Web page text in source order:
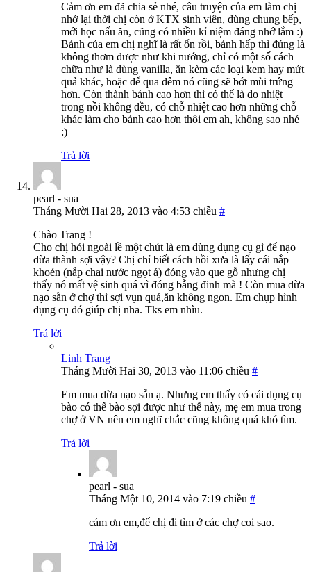
Cảm ơn em đã chia sẻ nhé, câu truyện của em làm chị
nhớ lại thời chị còn ở KTX sinh viên, dùng chung bếp,
mới học nấu ăn, cũng có nhiều kỉ niệm đáng nhớ lắm :)
Bánh của em chị nghĩ là rất ổn rồi, bánh hấp thì đúng là
không thơm được như khi nướng, chỉ có một số cách
chữa như là dùng vanilla, ăn kèm các loại kem hay mứt
quả khác, hoặc để qua đêm nó cũng sẽ bớt mùi trứng
hơn. Còn thành bánh cao hơn thì có thể là do nhiệt
trong nồi không đều, có chỗ nhiệt cao hơn những chỗ
khác làm cho bánh cao hơn thôi em ah, không sao nhé
:)
Trả lời
pearl - sua
Tháng Mười Hai 28, 2013 vào 4:53 chiều #
Chào Trang !
Cho chị hỏi ngoài lề một chút là em dùng dụng cụ gì để nạo
dừa thành sợi vậy? Chị chỉ biết cách hồi xưa là lấy cái nắp
khoén (nắp chai nước ngọt á) đóng vào que gỗ nhưng chị
thấy nó mất vệ sinh quá vì đóng bằng đinh mà ! Còn mua dừa
nạo sẵn ở chợ thì sợi vụn quá,ăn không ngon. Em chụp hình
dụng cụ đó giúp chị nha. Tks em nhìu.
Trả lời
Linh Trang
Tháng Mười Hai 30, 2013 vào 11:06 chiều #
Em mua dừa nạo sẵn ạ. Nhưng em thấy có cái dụng cụ
bào có thể bào sợi được như thế này, mẹ em mua trong
chợ ở VN nên em nghĩ chắc cũng không quá khó tìm.
Trả lời
pearl - sua
Tháng Một 10, 2014 vào 7:19 chiều #
cám ơn em,để chị đi tìm ở các chợ coi sao.
Trả lời